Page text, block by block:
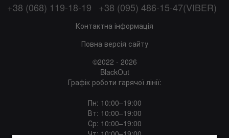
+38 (068) 119-18-19 +38 (095) 486-15-47(VIBER)
Контактна інформація
Повна версія сайту
©2022 - 2026
BlackOut
Графік роботи гарячої лінії:
Пн: 10:00–19:00
Вт: 10:00–19:00
Ср: 10:00–19:00
Чт: 10:00–19:00